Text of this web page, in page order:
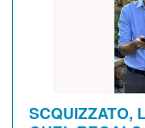
SCQUIZZATO,